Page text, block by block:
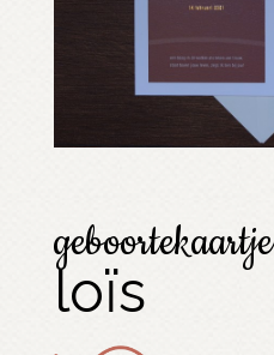
geboortekaartje
loïs